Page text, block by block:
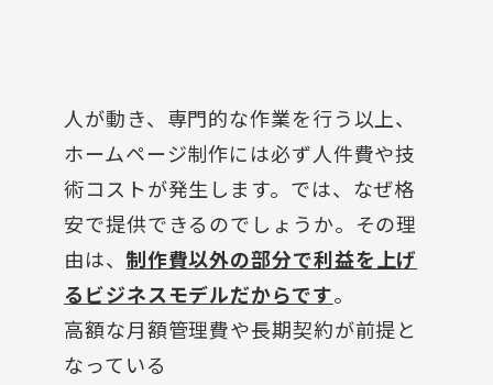
人が動き、専門的な作業を行う以上、
ホームページ制作には必ず人件費や技
術コストが発生します。では、なぜ格
安で提供できるのでしょうか。その理
由は、制作費以外の部分で利益を上げ
るビジネスモデルだからです。
高額な月額管理費や長期契約が前提と
なっている